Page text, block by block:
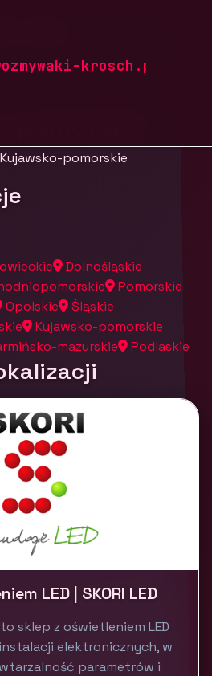
krosch.pl
Kujawsko-pomorskiego
pomorskie
pomorskie
Dolnośląskie
Pomorskie
Opolskie
Śląskie
Kujawsko-pomorskie
mazurskie Podlaskie
LED | SKORI LED
sklep z oświetleniem LED
elektronicznych, w
parametrów i